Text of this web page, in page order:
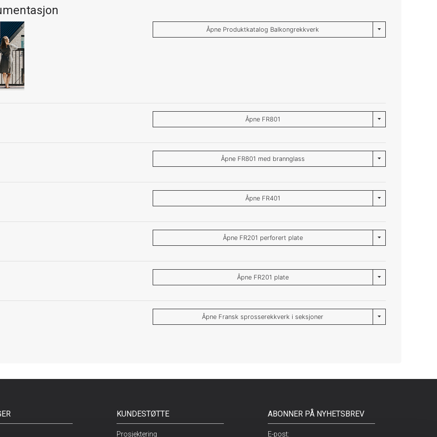
Åpne Produktkatalog Balkongrekkverk Toggle Dropdown
Åpne FR801 Toggle Dropdown
Åpne FR801 med brannglass Toggle Dropdown
Åpne FR401 Toggle Dropdown
Åpne FR201 perforert plate Toggle Dropdown
Åpne FR201 plate Toggle Dropdown
Åpne Fransk sprosserekkverk i seksjoner Toggle Dropdown
KUNDESTØTTE
Prosjektering
ABONNER PÅ NYHETSBREV
E-post: